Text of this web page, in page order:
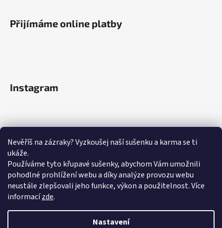
Nevěříš na zázraky? Vyzkoušej naší sušenku a karma se ti
ukáže.
Používáme tyto křupavé sušenky, abychom Vám umožnili
pohodlné prohlížení webu a díky analýze provozu webu
neustále zlepšovali jeho funkce, výkon a použitelnost.Více
informacízde.
Nastavení
Přijímáme online platby
Instagram
Sledovat na Instagramu